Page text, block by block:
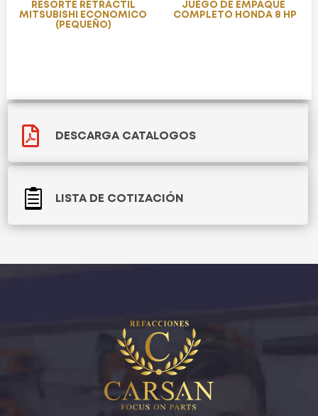
RESORTE RETRÁCTIL
MITSUBISHI ECONOMICO
(PEQUEÑO)
JUEGO DE EMPAQUE
COMPLETO HONDA 8 HP
 DESCARGA CATALOGOS
 LISTA DE COTIZACIÓN